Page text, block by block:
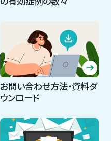
お問い合わせ方法・資料ダ
ウンロード